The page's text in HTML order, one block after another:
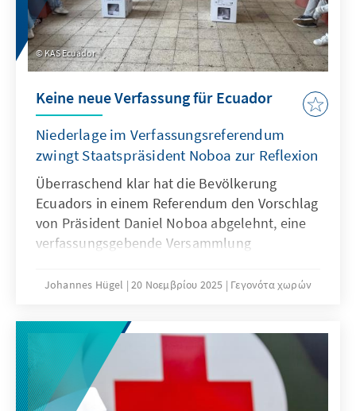
KAS Ecuador
Keine neue Verfassung für Ecuador
Niederlage im Verfassungsreferendum
zwingt Staatspräsident Noboa zur Reflexion
Überraschend klar hat die Bevölkerung
Ecuadors in einem Referendum den Vorschlag
von Präsident Daniel Noboa abgelehnt, eine
verfassungsgebende Versammlung
Staatschef vorgeschlagene
Das Ergebnis bedeutet einen herben Schlag
für Noboa, aber auch eine Chance, den
oftmals als intransparent wahrgenommenen
Regierungsstil zu ändern.
Johannes Hügel 20 Νοεμβρίου 2025 Γεγονότα χωρών